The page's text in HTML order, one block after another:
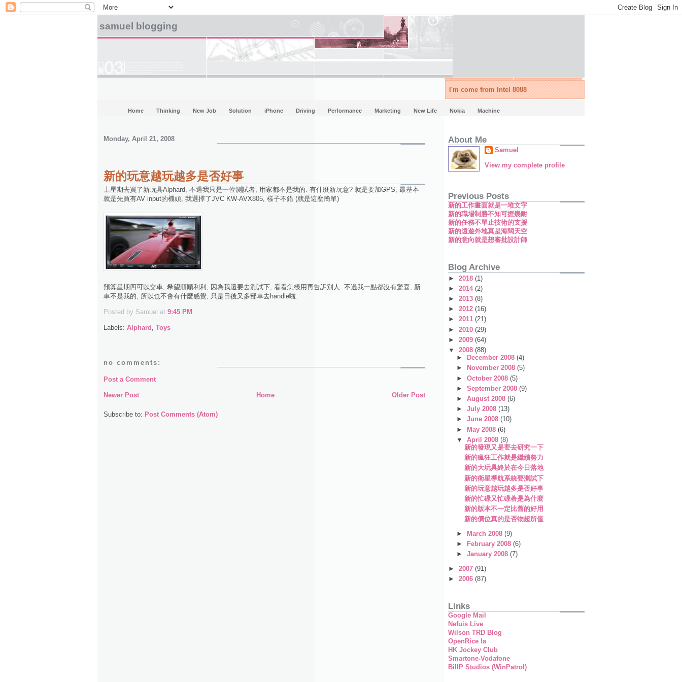
samuel blogging
I'm come from Intel 8088
Home Thinking New Job Solution iPhone Driving Performance Marketing New Life Nokia Machine
Monday, April 21, 2008
新的玩意越玩越多是否好事
上星期去買了新玩具Alphard, 不過我只是一位測試者, 用家都不是我的. 有什麼新玩意? 就是要加GPS, 最基本
就是先買有AV input的機頭, 我選擇了JVC KW-AVX805, 樣子不錯 (就是這麼簡單)
預算星期四可以交車, 希望順順利利, 因為我還要去測試下, 看看怎樣用再告訴別人. 不過我一點都沒有驚喜, 新
車不是我的, 所以也不會有什麼感覺, 只是日後又多部車去handle啦.
Posted by Samuel at 9:45 PM
Labels: Alphard Toys
no comments:
Post a Comment
Newer Post Older Post
Home
Subscribe to: Post Comments (Atom)
About Me
Samuel
View my complete profile
Previous Posts
新的工作畫面就是一堆文字
新的職場制勝不知可捱幾耐
新的任務不單止技術的支援
新的遠遊外地真是海闊天空
新的意向就是想審批設計師
Blog Archive
►2018(1)
►2014(2)
►2013(8)
►2012(16)
►2011(21)
►2010(29)
►2009(64)
▼2008(88)
►
December 2008 (4)
►
November 2008 (5)
► October 2008 (5)
► September 2008 (9)
► August 2008 (6)
► July 2008 (13)
► June 2008 (10)
► May 2008 (6)
▼ April 2008 (8)
新的發現又是要去研究一下
新的瘋狂工作就是繼續努力
新的大玩具終於在今日落地
新的衛星導航系統要測試下
新的玩意越玩越多是否好事
新的忙碌又忙碌著是為什麼
新的版本不一定比舊的好用
新的價位真的是否物超所值
►
March 2008 (9)
►
February 2008 (6)
► January 2008 (7)
►2007(91)
►2006(87)
Links
Google Mail
Nefuis Live
Wilson TRD Blog
OpenRice la
HK Jockey Club
Smartone-Vodafone
BillP Studios (WinPatrol)